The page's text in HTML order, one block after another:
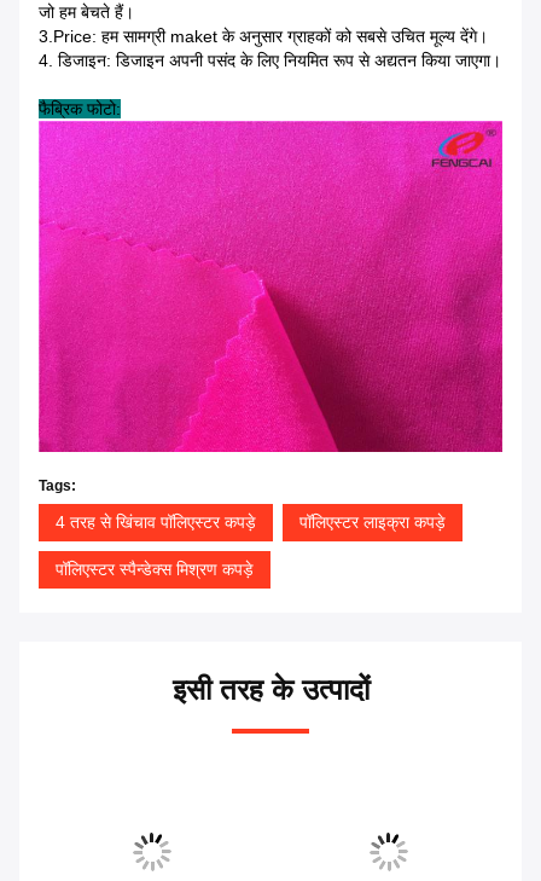
जो हम बेचते हैं।
3.Price: हम सामग्री maket के अनुसार ग्राहकों को सबसे उचित मूल्य देंगे।
4. डिजाइन: डिजाइन अपनी पसंद के लिए नियमित रूप से अद्यतन किया जाएगा।
फैब्रिक फोटो:
Tags:
4 तरह से खिंचाव पॉलिएस्टर कपड़े पॉलिएस्टर लाइक्रा कपड़े
पॉलिएस्टर स्पैन्डेक्स मिश्रण कपड़े
इसी तरह के उत्पादों